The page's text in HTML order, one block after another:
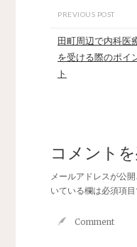
PREVIOUS POST
田町周辺で内科医
を受ける際のポイ
ト
コメント
メールアドレスが公
いている欄は必須項目